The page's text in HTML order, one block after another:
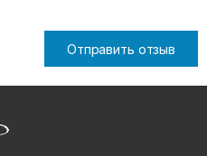
Отправить отзыв